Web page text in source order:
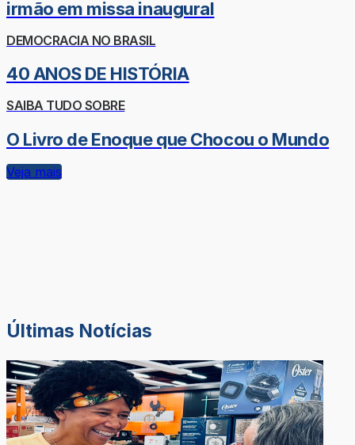
irmão em missa inaugural
DEMOCRACIA NO BRASIL
40 ANOS DE HISTÓRIA
SAIBA TUDO SOBRE
O Livro de Enoque que Chocou o Mundo
Veja mais
Últimas Notícias